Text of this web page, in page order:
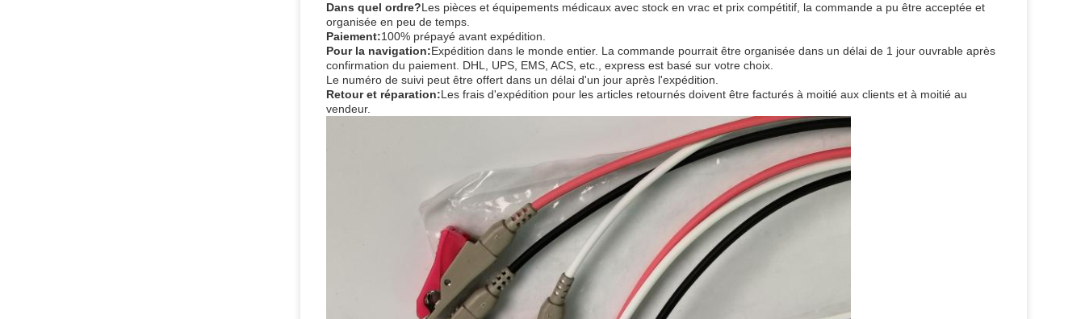
Dans quel ordre?Les pièces et équipements médicaux avec stock en vrac et prix compétitif, la commande a pu être acceptée et
organisée en peu de temps.
Paiement:100% prépayé avant expédition.
Pour la navigation:Expédition dans le monde entier. La commande pourrait être organisée dans un délai de 1 jour ouvrable après
confirmation du paiement. DHL, UPS, EMS, ACS, etc., express est basé sur votre choix.
Le numéro de suivi peut être offert dans un délai d'un jour après l'expédition.
Retour et réparation:Les frais d'expédition pour les articles retournés doivent être facturés à moitié aux clients et à moitié au
vendeur.